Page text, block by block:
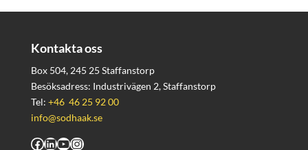
Kontakta oss
Box 504, 245 25 Staffanstorp
Besöksadress: Industrivägen 2, Staffanstorp
Tel: +46 46 25 92 00
info@sodhaak.se
Facebook
LinkedIn
YouTube
Instagram